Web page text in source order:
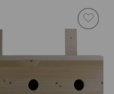
Auf die